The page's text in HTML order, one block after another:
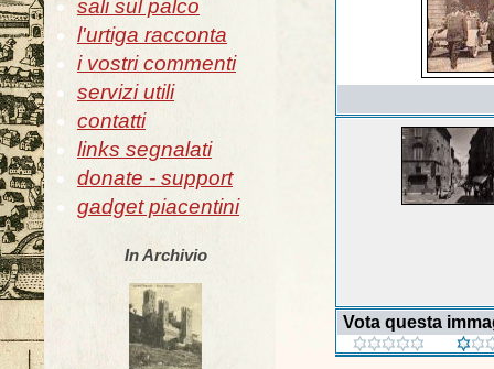
sali sul palco
l'urtiga racconta
i vostri commenti
servizi utili
contatti
links segnalati
donate - support
gadget piacentini
In Archivio
Vota questa